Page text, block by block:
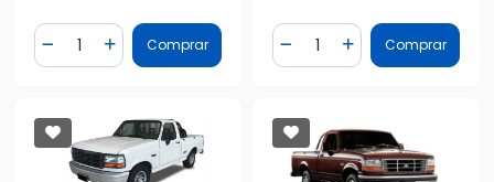
Diminuir Quantidade
Quantidade
Adicionar Quantidade
Comprar Diminuir Quantidade
Quantidade
AdicionarComprar